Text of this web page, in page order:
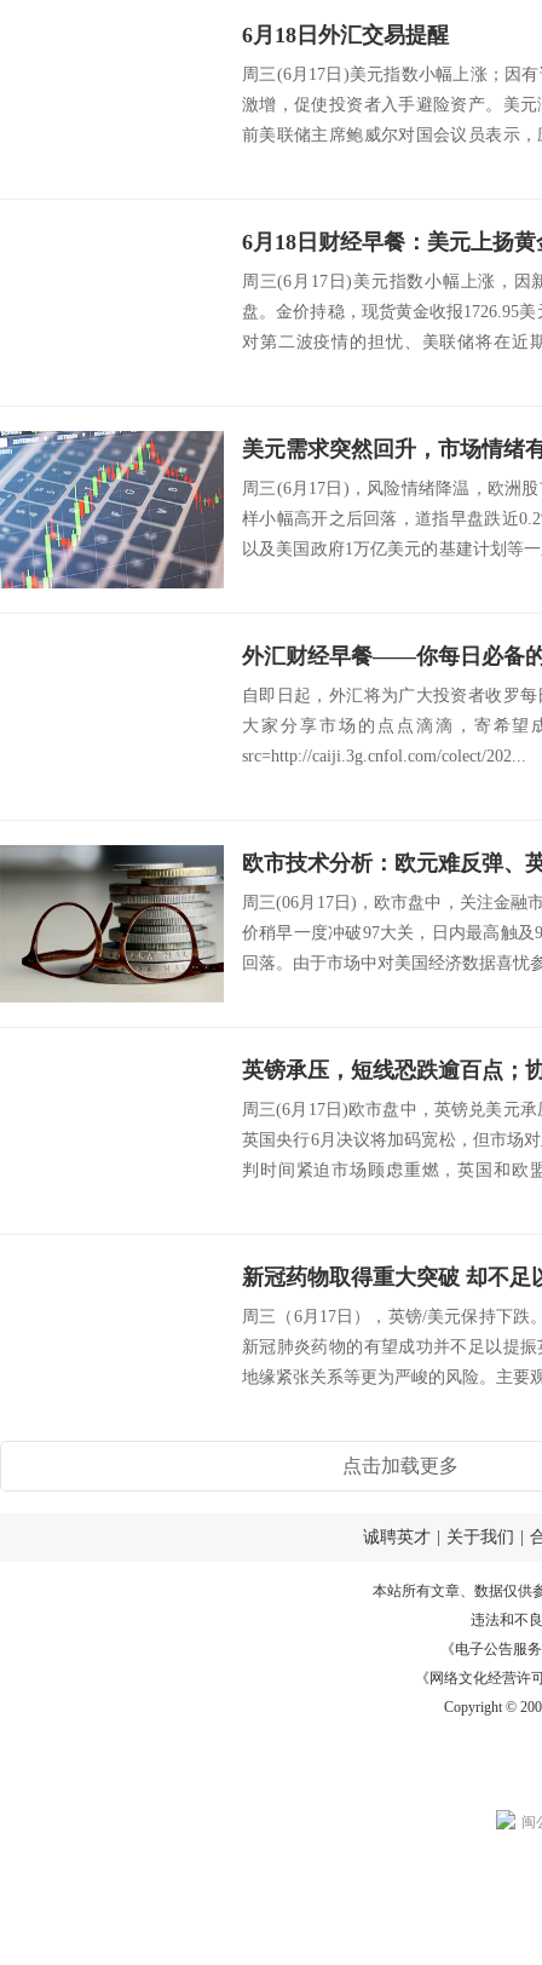
6月18日外汇交易提醒
周三(6月17日)美元指数小幅上涨；因
激增，促使投资者入手避险资产。美
前美联储主席鲍威尔对国会议员表示
周三(6月17日)美元指数小幅上涨，因
盘。金价持稳，现货黄金收报1726.95
对第二波疫情的担忧、美联储将在近
周三(6月17日)，风险情绪降温，欧洲
样小幅高开之后回落，道指早盘跌近
以及美国政府1万亿美元的基建计划等
外汇财经早餐——你每日必备
自即日起，外汇将为广大投资者收罗
大家分享市场的点点滴滴，寄希望
src=http://caiji.3g.cnfol.com/colect/202...
周三(06月17日)，欧市盘中，关注金融
价稍早一度冲破97大关，日内最高触及
回落。由于市场中对美国经济数据喜忧
周三(6月17日)欧市盘中，英镑兑美元
英国央行6月决议将加码宽松，但市场
判时间紧迫市场顾虑重燃，英国和欧
周三（6月17日），英镑/美元保持下跌
新冠肺炎药物的有望成功并不足以提
地缘紧张关系等更为严峻的风险。主要
点击加载更多
诚聘英才 关于我们
本站所有文章、数据仅供
违法和不
《电子公告服务
《网络文化经营许
Copyright ©
闽